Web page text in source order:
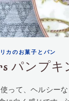
カのお菓子とパン
パンプ
って、ヘルシー